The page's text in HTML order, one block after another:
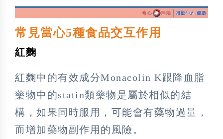
常見當心5種食品交互作用
紅麴
紅麴中的有效成分Monacolin K跟降血脂
藥物中的statin類藥物是屬於相似的結
構，如果同時服用，可能會有藥物過量，
而增加藥物副作用的風險。